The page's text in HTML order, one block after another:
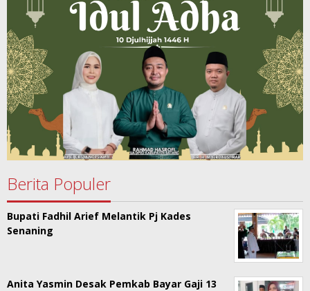
Berita Populer
Bupati Fadhil Arief Melantik Pj Kades
Senaning
Anita Yasmin Desak Pemkab Bayar Gaji 13